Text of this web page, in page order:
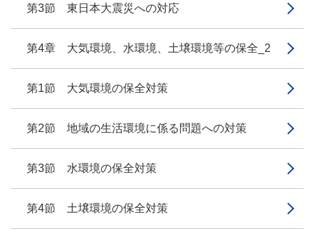
第3節 東日本大震災への対応
第4章 大気環境、水環境、土壌環境等の保全_2
第1節 大気環境の保全対策
第2節 地域の生活環境に係る問題への対策
第3節 水環境の保全対策
第4節 土壌環境の保全対策